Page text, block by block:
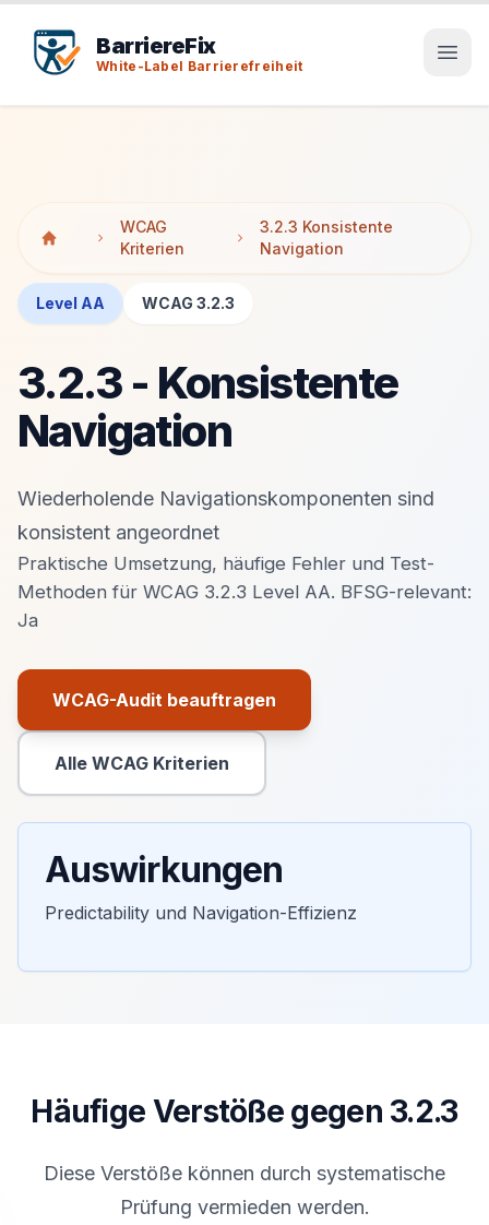
BarriereFix
White-Label Barrierefreiheit
WCAG
Kriterien
3.2.3 Konsistente
Navigation
Level AA WCAG 3.2.3
3.2.3 - Konsistente
Navigation
Wiederholende Navigationskomponenten sind
konsistent angeordnet
Praktische Umsetzung, häufige Fehler und Test-
Methoden für WCAG 3.2.3 Level AA. BFSG-relevant:
Ja
WCAG-Audit beauftragen
Primäre Aktion
Alle WCAG Kriterien
Sekundäre Aktion
Auswirkungen
Predictability und Navigation-Effizienz
Häufige Verstöße gegen 3.2.3
Diese Verstöße können durch systematische
Prüfung vermieden werden.